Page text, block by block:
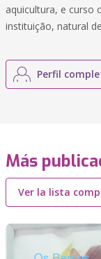
aquicultura, e curso
instituição, natural
Perfil
Más
Ver la lista